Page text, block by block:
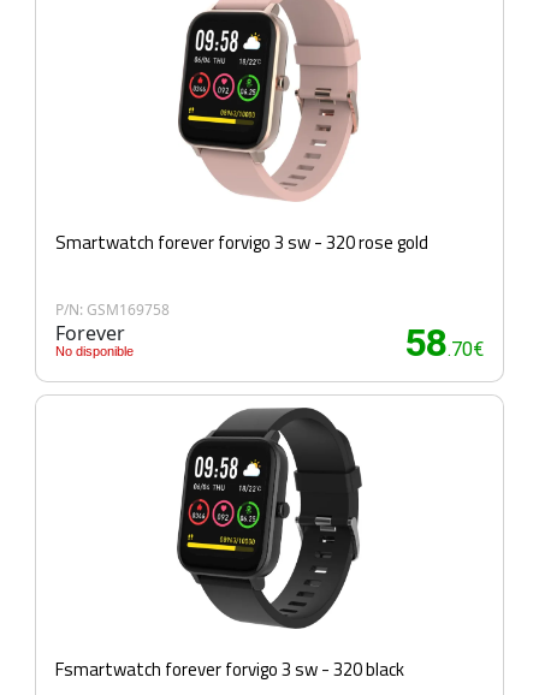
Smartwatch forever forvigo 3 sw - 320 rose gold
P/N: GSM169758
Forever
No disponible 58.70€
Fsmartwatch forever forvigo 3 sw - 320 black